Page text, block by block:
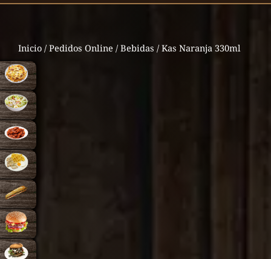
Inicio / Pedidos Online / Bebidas / Kas Naranja 330ml